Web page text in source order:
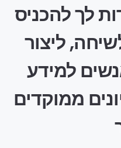
לך להכניס
ליצור
למידע
ממוקדים